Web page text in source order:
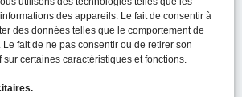
des appareils. Le fait de consentir à
des données telles que le comportement de
fait de ne pas consentir ou de retirer son
certaines caractéristiques et fonctions.